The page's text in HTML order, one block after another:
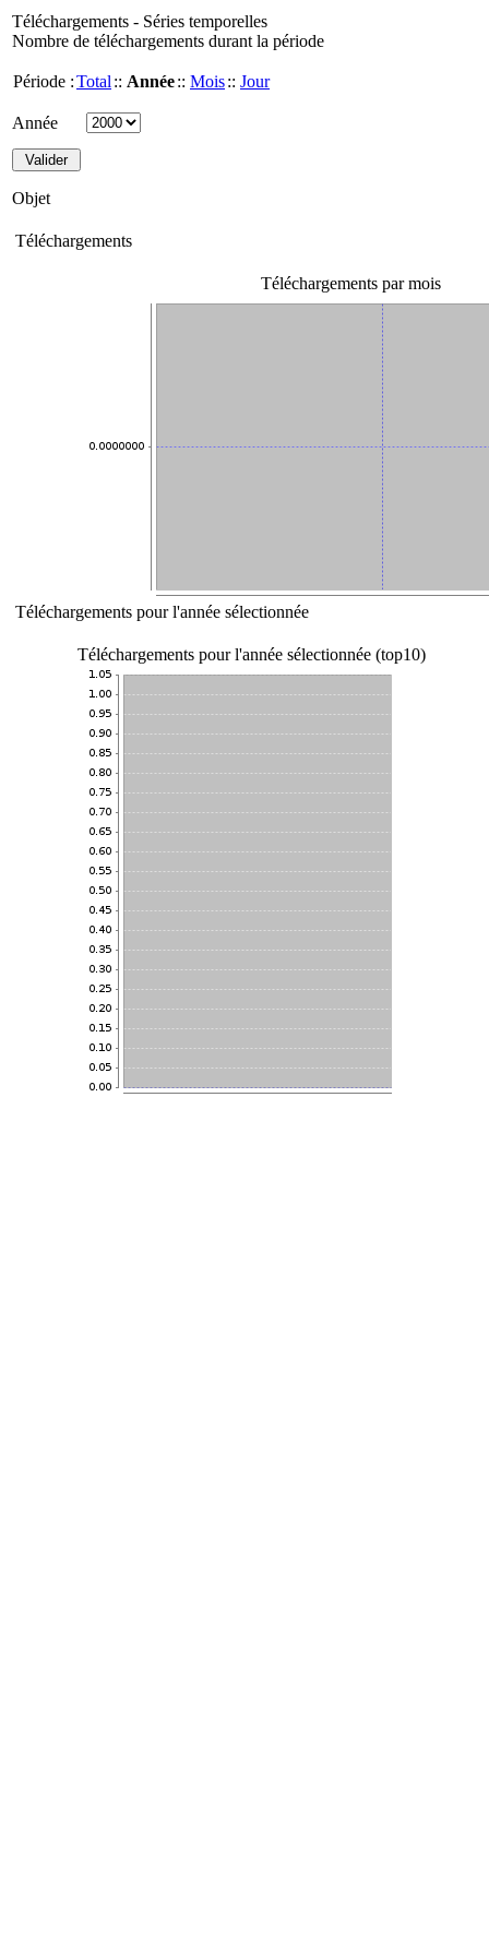
Téléchargements - Séries temporelles
Nombre de téléchargements durant la période
Période :Total :: Année:: Mois:: Jour
Année
Objet
Téléchargements
Téléchargements par mois
Téléchargements pour l'année sélectionnée
Téléchargements pour l'année sélectionnée (top10)